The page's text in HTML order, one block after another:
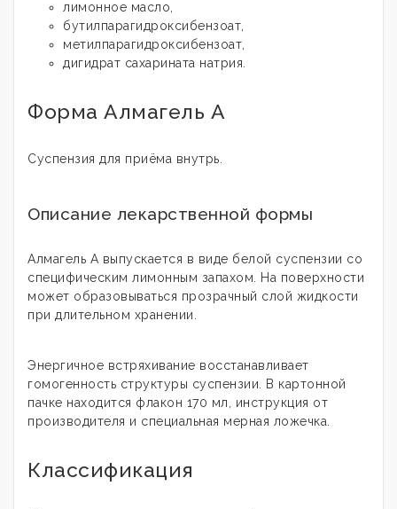
лимонное масло,
бутилпарагидроксибензоат,
метилпарагидроксибензоат,
дигидрат сахарината натрия.
Форма Алмагель А
Суспензия для приёма внутрь.
Описание лекарственной формы
Алмагель А выпускается в виде белой суспензии со
специфическим лимонным запахом. На поверхности
может образовываться прозрачный слой жидкости
при длительном хранении.
Энергичное встряхивание восстанавливает
гомогенность структуры суспензии. В картонной
пачке находится флакон 170 мл, инструкция от
производителя и специальная мерная ложечка.
Классификация